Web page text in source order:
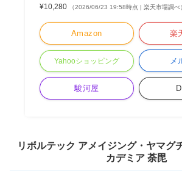
¥10,280 （2026/06/23 19:58時点 | 楽天市場調べ
Amazon 楽
Yahooショッピング メ
駿河屋
リボルテック アメイジング・ヤマグ
カデミア 荼毘